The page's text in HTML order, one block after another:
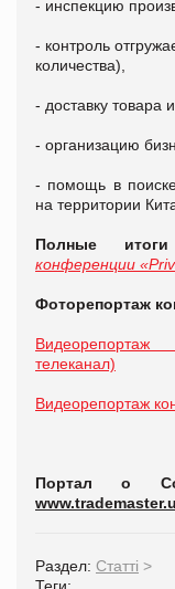
- инспекцию
- контроль
количества),
- доставку товара
- организацию
- помощь в
на территории
Полные
конференции
Фоторепортаж
телеканал)
Видеорепортаж
Портал о
Раздел: Статті >